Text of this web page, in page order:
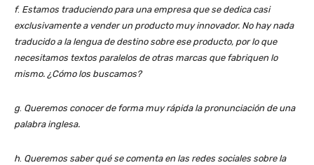
f. Estamos traduciendo para una empresa que se dedica casi
exclusivamente a vender un producto muy innovador. No hay nada
traducido a la lengua de destino sobre ese producto, por lo que
necesitamos textos paralelos de otras marcas que fabriquen lo
mismo. ¿Cómo los buscamos?
g. Queremos conocer de forma muy rápida la pronunciación de una
palabra inglesa.
h Queremos saber qué se comenta en las redes sociales sobre la